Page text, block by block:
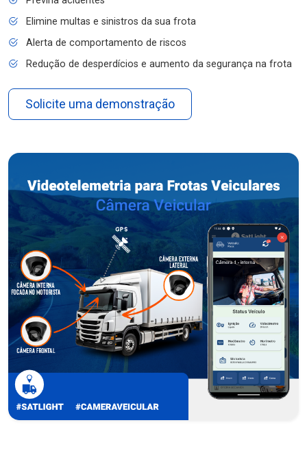
Elimine multas e sinistros da sua frota
Alerta de comportamento de riscos
Redução de desperdícios e aumento da segurança na frota
Solicite uma demonstração